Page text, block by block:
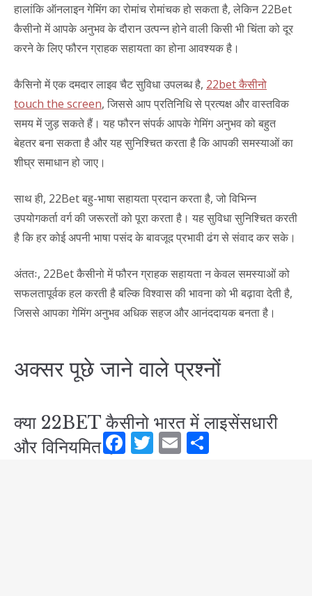
हालांकि ऑनलाइन गेमिंग का रोमांच रोमांचक हो सकता है, लेकिन 22Bet
कैसीनो में आपके अनुभव के दौरान उत्पन्न होने वाली किसी भी चिंता को दूर
करने के लिए फौरन ग्राहक सहायता का होना आवश्यक है।
कैसिनो में एक दमदार लाइव चैट सुविधा उपलब्ध है, 22bet कैसीनो
touch the screen, जिससे आप प्रतिनिधि से प्रत्यक्ष और वास्तविक
समय में जुड़ सकते हैं। यह फौरन संपर्क आपके गेमिंग अनुभव को बहुत
बेहतर बना सकता है और यह सुनिश्चित करता है कि आपकी समस्याओं का
शीघ्र समाधान हो जाए।
साथ ही, 22Bet बहु-भाषा सहायता प्रदान करता है, जो विभिन्न
उपयोगकर्ता वर्ग की जरूरतों को पूरा करता है। यह सुविधा सुनिश्चित करती
है कि हर कोई अपनी भाषा पसंद के बावजूद प्रभावी ढंग से संवाद कर सके।
अंततः, 22Bet कैसीनो में फौरन ग्राहक सहायता न केवल समस्याओं को
सफलतापूर्वक हल करती है बल्कि विश्वास की भावना को भी बढ़ावा देती है,
जिससे आपका गेमिंग अनुभव अधिक सहज और आनंददायक बनता है।
अक्सर पूछे जाने वाले प्रश्नों
क्या 22BET कैसीनो भारत में लाइसेंसधारी
और विनियमित है?
Facebook
TwitterEmail